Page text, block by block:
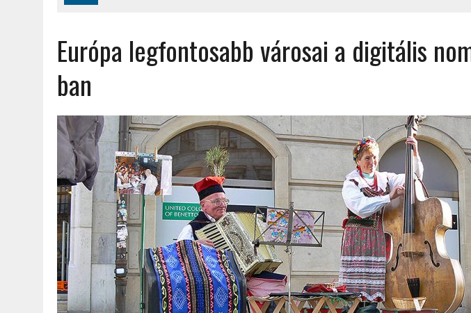
2023.11.17.
GYŐRFFY ÁRPÁD: NAGY KALANDUNK ÉSZAKON – 8500 KILOMÉTERES CSALÁDI AUTÓZÁS A SARKKÖRÖN
2022.12.21. |
VALLÁSOK FELETTI FEHÉR KARÁCSONYOK – AKÁR HÓ NÉLKÜL IS ÜNNEPLŐBEN
2022.12.11.
2022.02.26. | GÁL ZOLTÁN GYÖRGY: AZ ŐSZI JAPÁN A HEGYEKET JÁRVA – 2017
2022.02.24. | LIGETI ZSUZSA: DÉLNYUGATI SZOMSZÉDOLÁS – HORVÁTORSZÁG, SZLOVÉNIA, AUSZTRIA – 2021
2022.02.12. | FODOR LAJOS: NYOLC NAP A VÍZESÉSEK ÉS GLECCSEREK ORSZÁGÁBAN – IZLAND – 2018
2026.04.01. | EURÓPA LEGFONTOSABB VÁROSAI A DIGITÁLIS NOMÁDOK SZÁMÁRA 2026-BAN
Európa legfontosabb városai a digitális
ban